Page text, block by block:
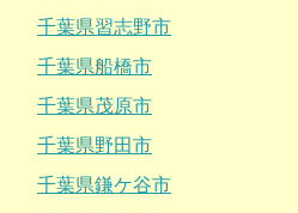
千葉県習志野市
千葉県船橋市
千葉県茂原市
千葉県野田市
千葉県鎌ケ谷市